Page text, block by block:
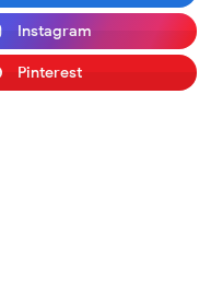
Instagram
Pinterest